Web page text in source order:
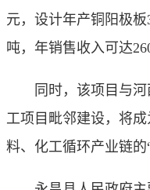
元，设计年产铜阳极
吨，年销售收入可达
同时，该项目与
工项目毗邻建设，将
料、化工循环产业链的